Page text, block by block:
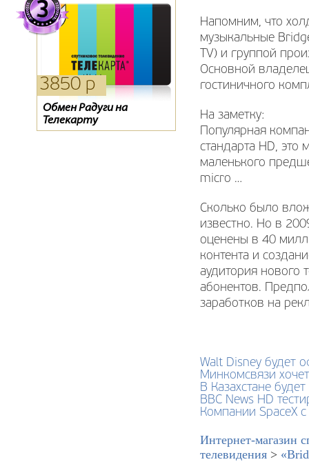
3850 р
Обмен Радуги на
Телекарту
1750 р
D-Сolor 1301HD
0 р
Обмен «0»
Напомним, что
музыкальные
TV) и группой
Основной
гостиничного
На заметку:
Популярная
стандарта HD,
маленького
micro …
Сколько было
известно. Но в
оценены в 40
контента и
аудитория нового
абонентов.
заработков на
Walt Disney будет
Минкомсвязи
В Казахстане
BBC News HD
Компании SpaceX
Интернет-магазин
телевидения >